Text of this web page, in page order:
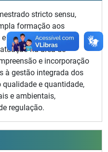
stricto sensu,
formação aos
prática, de modo a
na área de
e incorporação
à gestão integrada dos
e quantidade,
e ambientais,
regulação.